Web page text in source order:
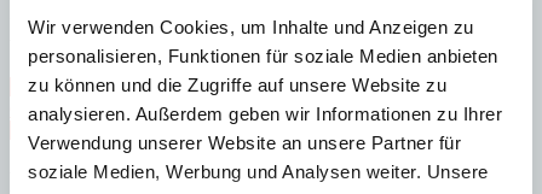
Wir verwenden Cookies, um Inhalte und Anzeigen zu
personalisieren, Funktionen für soziale Medien anbieten
zu können und die Zugriffe auf unsere Website zu
analysieren. Außerdem geben wir Informationen zu Ihrer
Verwendung unserer Website an unsere Partner für
soziale Medien, Werbung und Analysen weiter. Unsere
Untergeschoss: Schlafzimmer/Mehrzweckraum mit Bad,
Wirtschafts- und Technikräume
Erstbezug
Gäste-WC Hafennähe Klimaanlage
Nähe
Golfplatz
Nähe Zentrum Neubau Swimmingpool
Zentrum
Zentralheizung
Energieeffizienz